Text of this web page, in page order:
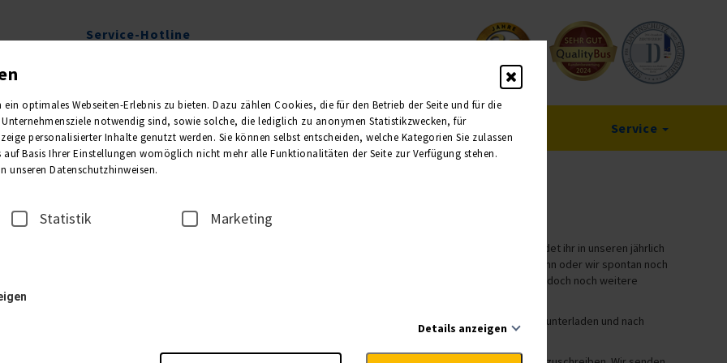
Service-Hotline
CRS Kataloge Verkaufshilfen Service
auf den schönsten Flüssen Europas - unsere ausführlichen Reiseausschreibungen zu all unseren PTI-Reisen findet ihr in unseren jährlich
braucht, kann es auch mal sein, dass eine Reise nicht rechtzeitig zur Drucklegung fertig geschnürt werden kann oder wir spontan noch
euch und euren Kunden gerne ans Herz legen möchten. Oder wir können euch und euren Kunden kurzfristig doch noch weitere
abgedruckt sind.
die es leider nicht in unsere Kataloge schaffen konnten - umweltschonend als PDF zum Herunterladen und nach
optimales Webseiten-Erlebnis zu bieten. Dazu zählen Cookies, die für den Betrieb der Seite und für die
notwendig sind, sowie solche, die lediglich zu anonymen Statistikzwecken, für
personalisierter Inhalte genutzt werden. Sie können selbst entscheiden, welche Kategorien Sie zulassen
Basis Ihrer Einstellungen womöglich nicht mehr alle Funktionalitäten der Seite zur Verfügung stehen.
unseren Datenschutzhinweisen.
Statistik Marketing
Details anzeigen